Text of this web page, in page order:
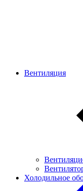
Вентиляция
Холодильное